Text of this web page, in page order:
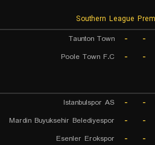
-
-
Taunton Town
-
-
Poole Town F.C
-
-
Istanbulspor AS
-
-
Mardin Buyuksehir Belediyespor
-
-
Esenler Erokspor